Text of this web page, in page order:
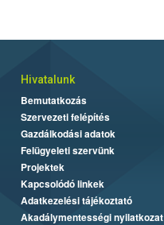
Hivatalunk
Bemutatkozás
Szervezeti felépítés
Gazdálkodási adatok
Felügyeleti szervünk
Projektek
Kapcsolódó linkek
Adatkezelési tájékoztató
Akadálymentességi nyilatkozat